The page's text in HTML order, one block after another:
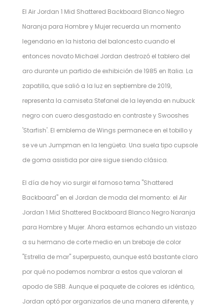
El Air Jordan 1 Mid Shattered Backboard Blanco Negro
Naranja para Hombre y Mujer recuerda un momento
legendario en la historia del baloncesto cuando el
entonces novato Michael Jordan destrozó el tablero del
aro durante un partido de exhibición de 1985 en Italia. La
zapatilla, que salió a la luz en septiembre de 2019,
representa la camiseta Stefanel de la leyenda en nubuck
negro con cuero desgastado en contraste y Swooshes
'Starfish'. El emblema de Wings permanece en el tobillo y
se ve un Jumpman en la lengüeta. Una suela tipo cupsole
de goma asistida por aire sigue siendo clásica.
El día de hoy vio surgir el famoso tema "Shattered
Backboard" en el Jordan de moda del momento: el Air
Jordan 1 Mid Shattered Backboard Blanco Negro Naranja
para Hombre y Mujer. Ahora estamos echando un vistazo
a su hermano de corte medio en un brebaje de color
"Estrella de mar" superpuesto, aunque está bastante claro
por qué no podemos nombrar a estos que valoran el
apodo de SBB. Aunque el paquete de colores es idéntico,
Jordan optó por organizarlos de una manera diferente, y